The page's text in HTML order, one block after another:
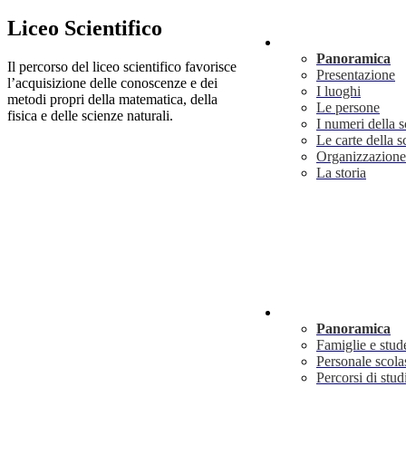
Panoramica
Presentazione
I luoghi
Le persone
I numeri della
Le carte della
Organizzazione
La storia
Panoramica
Famiglie e
Personale
Percorsi di
Liceo Scientifico
Il percorso del liceo scientifico favorisce
l’acquisizione delle conoscenze e dei
metodi propri della matematica, della
fisica e delle scienze naturali.